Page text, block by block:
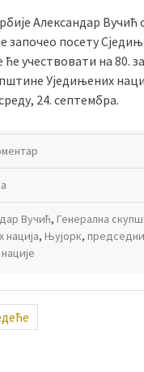
Александар Вучић
започео посету
учествовати на 80.
Уједињених
24. септембра.
Вучић, Генерална
нација, Њујорк,